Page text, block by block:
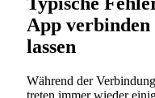
App verbinden
lassen
Während der
treten immer wieder